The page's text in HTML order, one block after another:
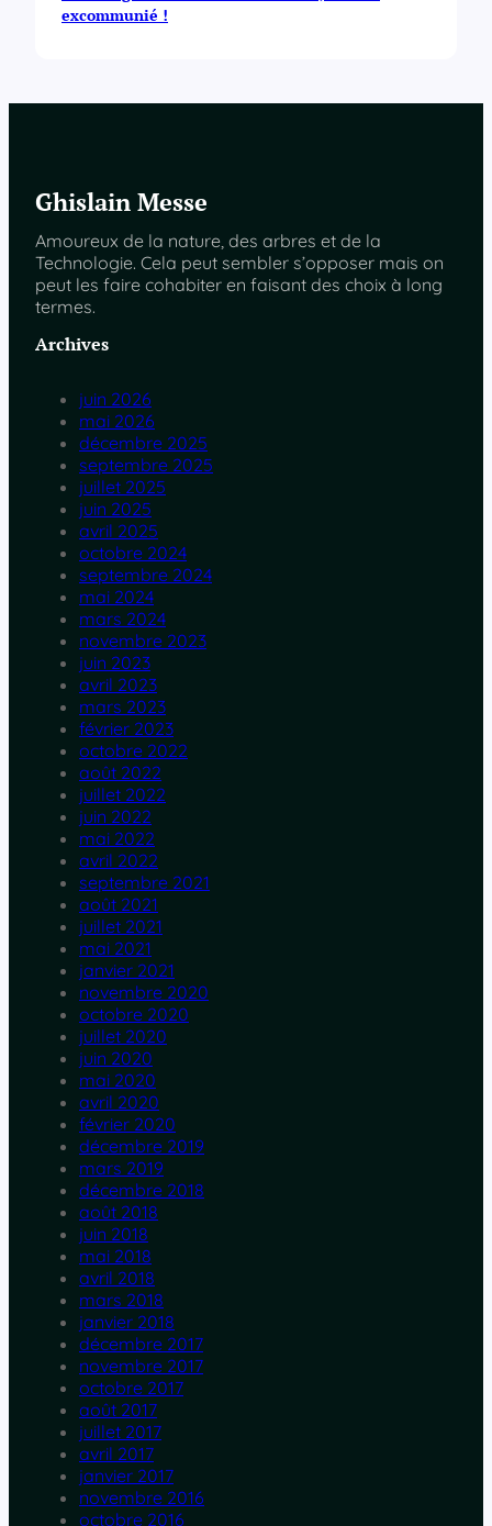
excommunié !
Ghislain Messe
Amoureux de la nature, des arbres et de la
Technologie. Cela peut sembler s’opposer mais on
peut les faire cohabiter en faisant des choix à long
termes.
Archives
juin 2026
mai 2026
décembre 2025
septembre 2025
juillet 2025
juin 2025
avril 2025
octobre 2024
septembre 2024
mai 2024
mars 2024
novembre 2023
juin 2023
avril 2023
mars 2023
février 2023
octobre 2022
août 2022
juillet 2022
juin 2022
mai 2022
avril 2022
septembre 2021
août 2021
juillet 2021
mai 2021
janvier 2021
novembre 2020
octobre 2020
juillet 2020
juin 2020
mai 2020
avril 2020
février 2020
décembre 2019
mars 2019
décembre 2018
août 2018
juin 2018
mai 2018
avril 2018
mars 2018
janvier 2018
décembre 2017
novembre 2017
octobre 2017
août 2017
juillet 2017
avril 2017
janvier 2017
novembre 2016
octobre 2016